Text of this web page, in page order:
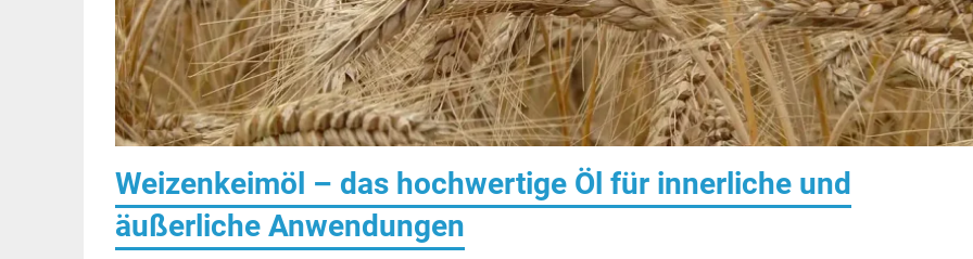
Weizenkeimöl – das hochwertige Öl für innerliche und
äußerliche Anwendungen